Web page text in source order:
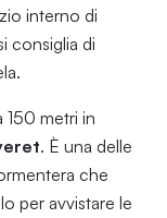
interno di
consiglia di
150 metri in
. È una delle
che
per avvistare le